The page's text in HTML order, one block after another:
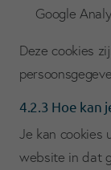
Google
Deze cookies
4.2.3 Hoe kan
Je kan cookies
website in dat